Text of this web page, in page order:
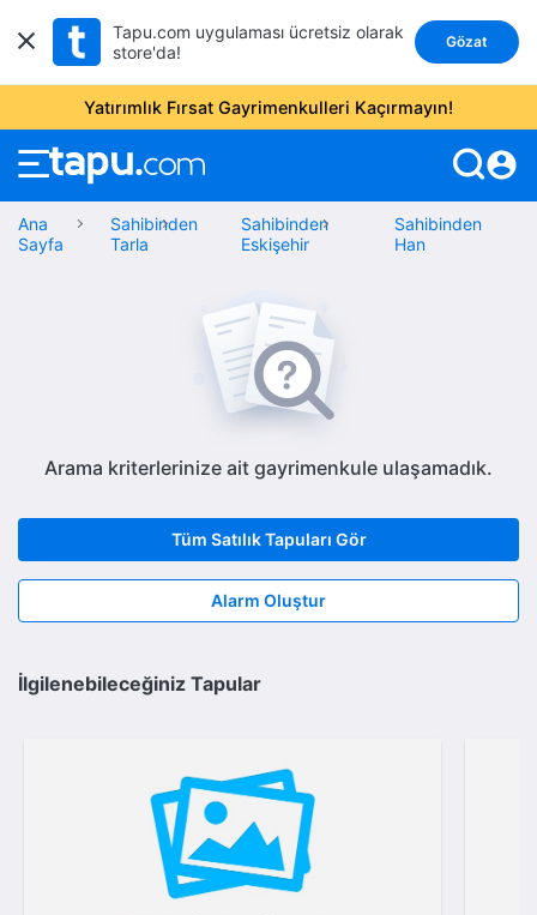
Tapu.com uygulaması ücretsiz olarak
store'da!
Gözat
Yatırımlık Fırsat Gayrimenkulleri Kaçırmayın!
account_circle
Ana
Sayfa
Sahibinden
Tarla
Sahibinden
Eskişehir
Sahibinden
Han
Arama kriterlerinize ait gayrimenkule ulaşamadık.
Tüm Satılık Tapuları Gör
Alarm Oluştur
İlgilenebileceğiniz Tapular